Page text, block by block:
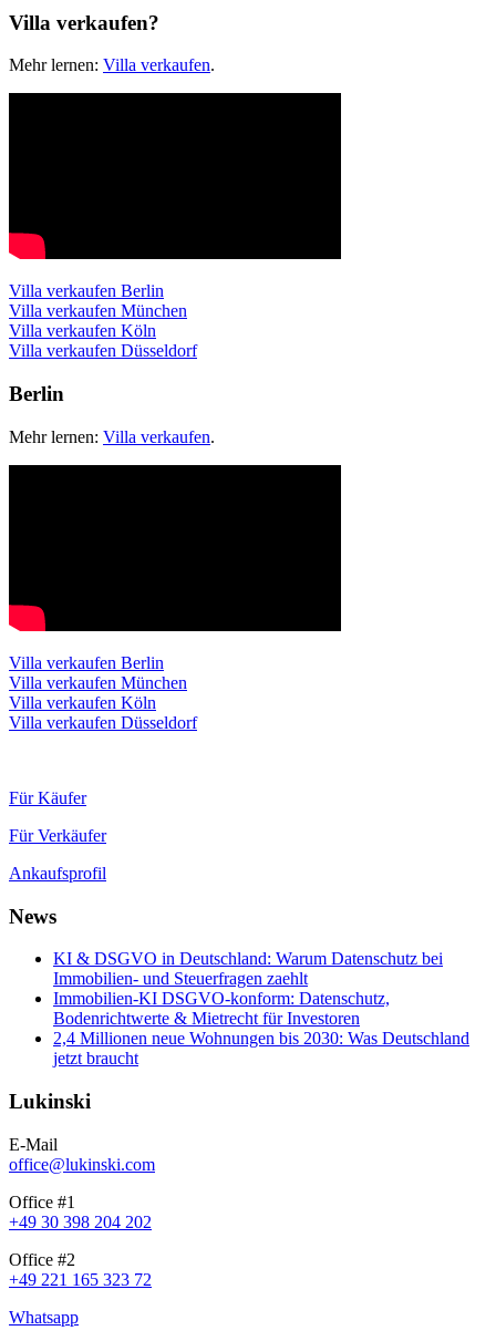
Villa verkaufen?
Mehr lernen: Villa verkaufen.
Villa verkaufen Berlin
Villa verkaufen München
Villa verkaufen Köln
Villa verkaufen Düsseldorf
Berlin
Mehr lernen: Villa verkaufen.
Villa verkaufen Berlin
Villa verkaufen München
Villa verkaufen Köln
Villa verkaufen Düsseldorf
Für Käufer
Für Verkäufer
Ankaufsprofil
News
KI & DSGVO in Deutschland: Warum Datenschutz bei
Immobilien- und Steuerfragen zaehlt
Immobilien-KI DSGVO-konform: Datenschutz,
Bodenrichtwerte & Mietrecht für Investoren
2,4 Millionen neue Wohnungen bis 2030: Was Deutschland
jetzt braucht
Lukinski
E-Mail
office@lukinski.com
Office #1
+49 30 398 204 202
Office #2
+49 221 165 323 72
Whatsapp